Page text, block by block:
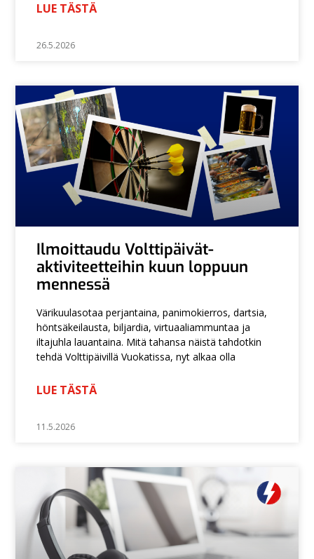
LUE TÄSTÄ
26.5.2026
Ilmoittaudu Volttipäivät-
aktiviteetteihin kuun loppuun
mennessä
Värikuulasotaa perjantaina, panimokierros, dartsia,
höntsäkeilausta, biljardia, virtuaaliammuntaa ja
iltajuhla lauantaina. Mitä tahansa näistä tahdotkin
tehdä Volttipäivillä Vuokatissa, nyt alkaa olla
LUE TÄSTÄ
11.5.2026